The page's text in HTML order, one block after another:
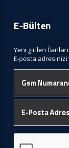
E-Bülten
Yeni girilen
E-posta adresinizi